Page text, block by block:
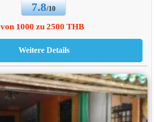
7.8/10
von 1000 zu 2500 THB